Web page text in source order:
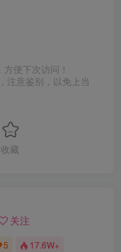
便下次访问！
注意鉴别，以免上当
收藏
关注
5 17.6W+